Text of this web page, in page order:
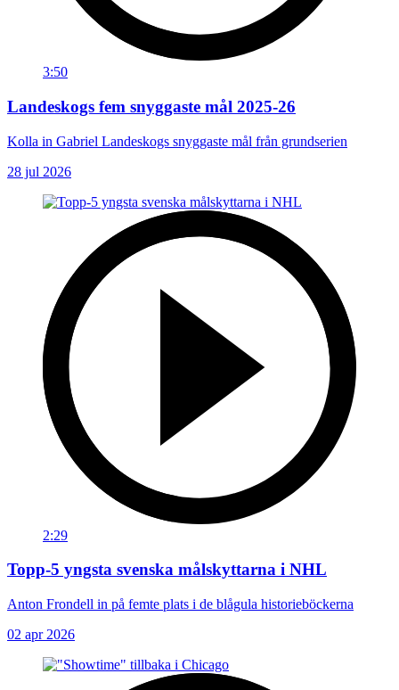
3:50
Landeskogs fem snyggaste mål 2025-26
Kolla in Gabriel Landeskogs snyggaste mål från grundserien
28 jul 2026
2:29
Topp-5 yngsta svenska målskyttarna i NHL
Anton Frondell in på femte plats i de blågula historieböckerna
02 apr 2026